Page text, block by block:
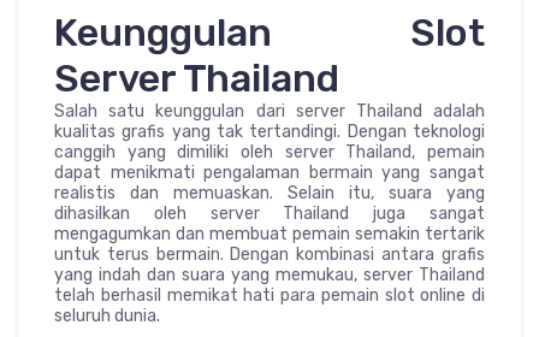
Keunggulan Slot
Server Thailand
Salah satu keunggulan dari server Thailand adalah
kualitas grafis yang tak tertandingi. Dengan teknologi
canggih yang dimiliki oleh server Thailand, pemain
dapat menikmati pengalaman bermain yang sangat
realistis dan memuaskan. Selain itu, suara yang
dihasilkan oleh server Thailand juga sangat
mengagumkan dan membuat pemain semakin tertarik
untuk terus bermain. Dengan kombinasi antara grafis
yang indah dan suara yang memukau, server Thailand
telah berhasil memikat hati para pemain slot online di
seluruh dunia.